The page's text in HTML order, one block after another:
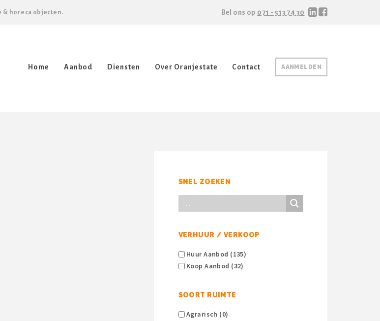
horeca objecten. Bel ons op 071 - 513 74 30
AANMELDEN
Home Aanbod Diensten Over Oranjestate Contact
SNEL ZOEKEN
VERHUUR / VERKOOP
Huur Aanbod (135)
Koop Aanbod (32)
SOORT RUIMTE
Agrarisch (0)